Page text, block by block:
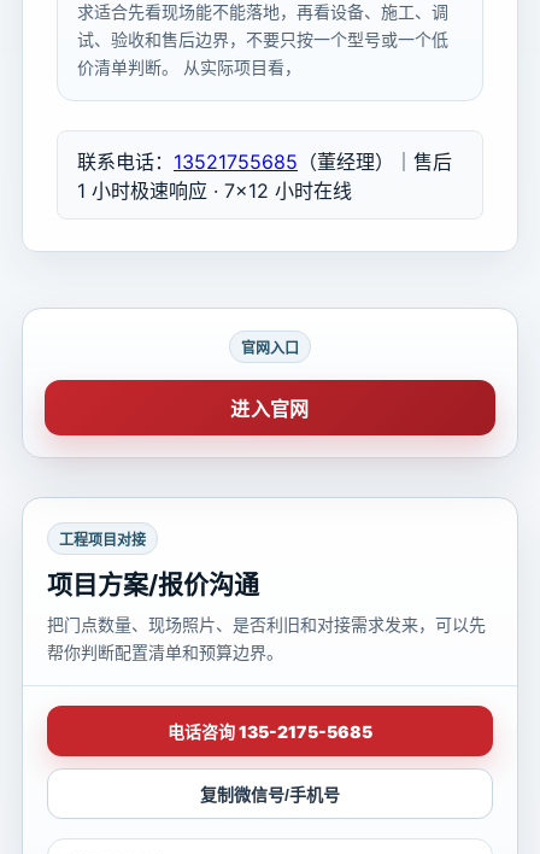
求适合先看现场能不能落地，再看设备、施工、调
试、验收和售后边界，不要只按一个型号或一个低
价清单判断。 从实际项目看，
联系电话： 13521755685 （董经理）｜售后
1 小时极速响应 · 7×12 小时在线
官网入口
进入官网
工程项目对接
项目方案/报价沟通
把门点数量、现场照片、是否利旧和对接需求发来，可以先
帮你判断配置清单和预算边界。
电话咨询 135-2175-5685
复制微信号/手机号